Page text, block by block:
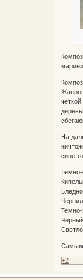
На
сине-
Темно-
Темно-
Самым
+2